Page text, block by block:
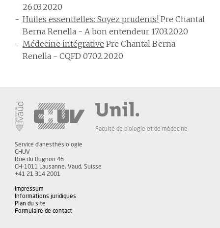
26.03.2020
Huiles essentielles: Soyez prudents! Pre Chantal
Berna Renella - A bon entendeur 17.03.2020
Médecine intégrative Pre Chantal Berna
Renella - CQFD 07.02.2020
Faculté de biologie et de médecine
Service d'anesthésiologie
CHUV
Rue du Bugnon 46
CH-1011 Lausanne, Vaud, Suisse
+41 21 314 2001
Impressum
Informations juridiques
Plan du site
Formulaire de contact